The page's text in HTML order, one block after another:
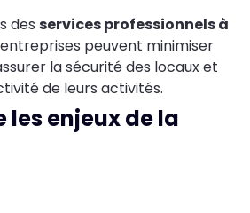
des services professionnels à
peuvent minimiser
la sécurité des locaux et
de leurs activités.
les enjeux de la